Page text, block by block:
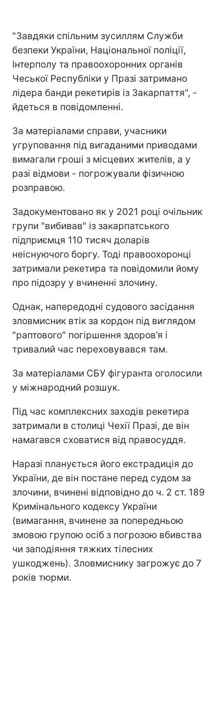
"Завдяки спільним зусиллям Служби
безпеки України, Національної поліції,
Інтерполу та правоохоронних органів
Чеської Республіки у Празі затримано
лідера банди рекетирів із Закарпаття", -
йдеться в повідомленні.
За матеріалами справи, учасники
угруповання під вигаданими приводами
вимагали гроші з місцевих жителів, а у
разі відмови - погрожували фізичною
розправою.
Задокументовано як у 2021 році очільник
групи "вибивав" із закарпатського
підприємця 110 тисяч доларів
неіснуючого боргу. Тоді правоохоронці
затримали рекетира та повідомили йому
про підозру у вчиненні злочину.
Однак, напередодні судового засідання
зловмисник втік за кордон під виглядом
"раптового" погіршення здоров’я і
тривалий час переховувався там.
За матеріалами СБУ фігуранта оголосили
у міжнародний розшук.
Під час комплексних заходів рекетира
затримали в столиці Чехії Празі, де він
намагався сховатися від правосуддя.
Наразі планується його екстрадиція до
України, де він постане перед судом за
злочини, вчинені відповідно до ч. 2 ст. 189
Кримінального кодексу України
(вимагання, вчинене за попередньою
змовою групою осіб з погрозою вбивства
чи заподіяння тяжких тілесних
ушкоджень). Зловмиснику загрожує до 7
років тюрми.